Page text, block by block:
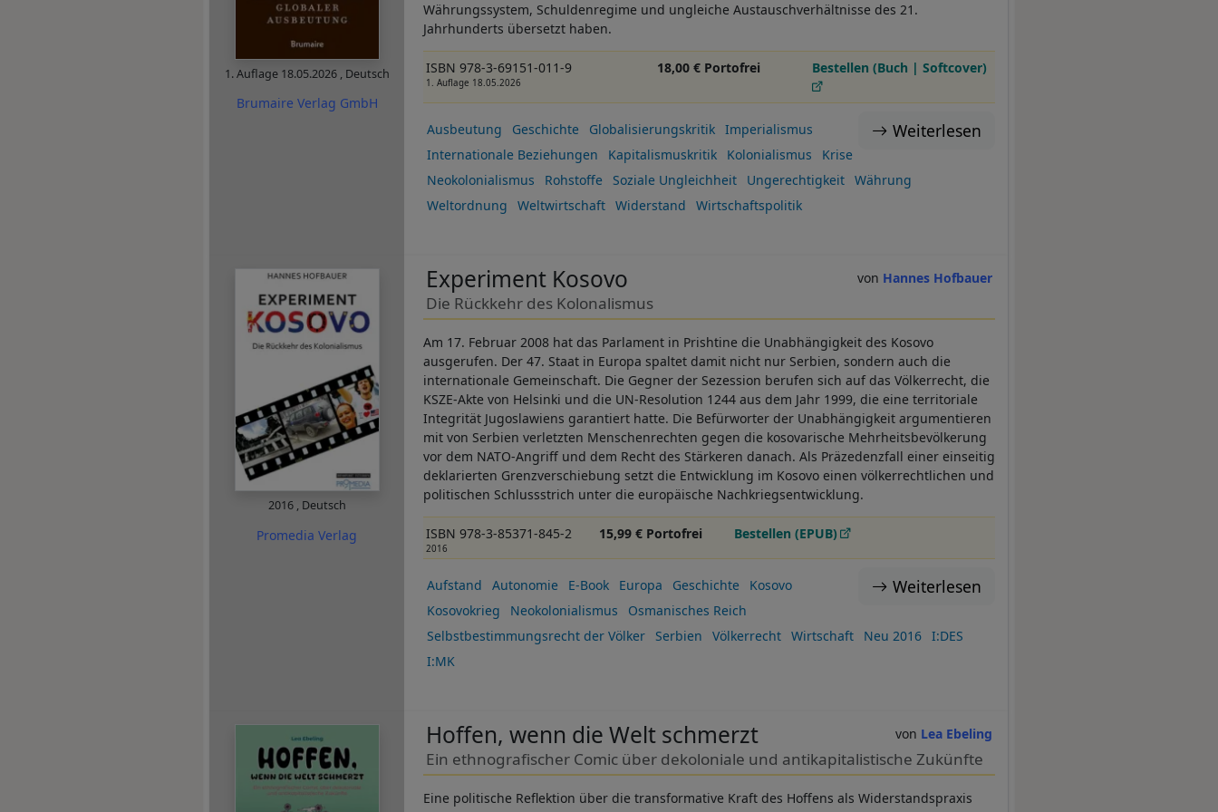
1. Auflage 18.05.2026 , Deutsch
Brumaire Verlag GmbH
Währungssystem, Schuldenregime und ungleiche Austauschverhältnisse des 21.
Jahrhunderts übersetzt haben.
ISBN 978-3-69151-011-9
1. Auflage 18.05.2026
18,00 € Portofrei Bestellen (Buch | Softcover)
Weiterlesen
Ausbeutung Geschichte Globalisierungskritik
Imperialismus
Internationale Beziehungen
Kapitalismuskritik Kolonialismus
Krise
Neokolonialismus
Rohstoffe Soziale Ungleichheit Ungerechtigkeit
Währung
Weltordnung
Weltwirtschaft Widerstand Wirtschaftspolitik
2016 , Deutsch
Promedia Verlag
Hannes Hofbauer
Experiment Kosovo
Die Rückkehr des Kolonalismus
Am 17. Februar 2008 hat das Parlament in Prishtine die Unabhängigkeit des Kosovo
ausgerufen. Der 47. Staat in Europa spaltet damit nicht nur Serbien, sondern auch die
internationale Gemeinschaft. Die Gegner der Sezession berufen sich auf das Völkerrecht, die
KSZE-Akte von Helsinki und die UN-Resolution 1244 aus dem Jahr 1999, die eine territoriale
Integrität Jugoslawiens garantiert hatte. Die Befürworter der Unabhängigkeit argumentieren
mit von Serbien verletzten Menschenrechten gegen die kosovarische Mehrheitsbevölkerung
vor dem NATO-Angriff und dem Recht des Stärkeren danach. Als Präzedenzfall einer einseitig
deklarierten Grenzverschiebung setzt die Entwicklung im Kosovo einen völkerrechtlichen und
politischen Schlussstrich unter die europäische Nachkriegsentwicklung.
ISBN 978-3-85371-845-2
2016
15,99 € Portofrei Bestellen (EPUB)
Weiterlesen
Aufstand Autonomie E-Book Europa Geschichte
Kosovo
Kosovokrieg
Neokolonialismus
Osmanisches Reich
Selbstbestimmungsrecht der Völker
Serbien Völkerrecht Wirtschaft Neu 2016
I:DES
I:MK
Lea Ebeling
Hoffen, wenn die Welt schmerzt
Ein ethnografischer Comic über dekoloniale und antikapitalistische Zukünfte
Eine politische Reflektion über die transformative Kraft des Hoffens als Widerstandspraxis